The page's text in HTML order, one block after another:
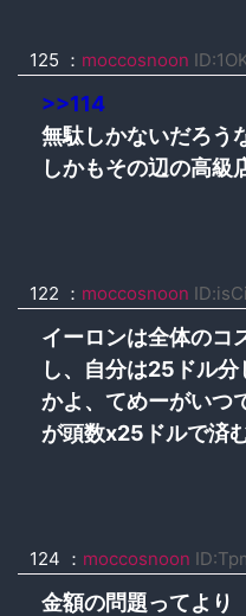
125 ： moccosnoon
>>114
無駄しかないだろう
しかもその辺の高級
122 ： moccosnoon
イーロンは全体のコ
し、自分は25ドル
かよ、てめーがいつ
が頭数x25ドルで済
124 ： moccosnoon
金額の問題ってより